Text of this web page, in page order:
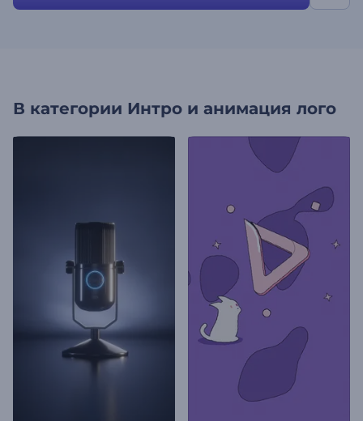
В категории Интро и анимация лого